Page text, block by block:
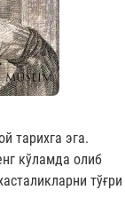
тарихга эга.
кўламда олиб
тўғри